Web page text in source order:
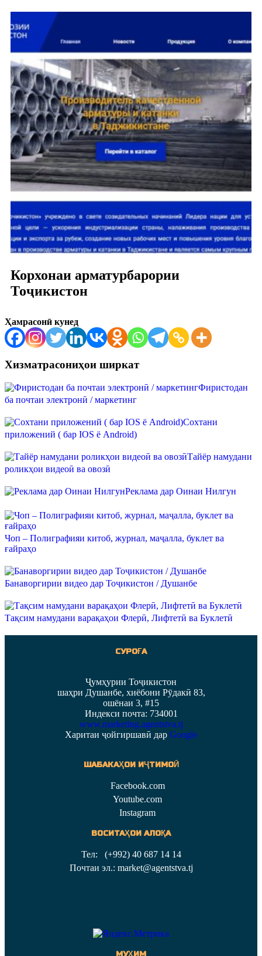
Корхонаи арматурбарории
Тоҷикистон
Ҳамрасонӣ кунед
Хизматрасониҳои ширкат
Фиристодан
ба почтаи электронӣ / маркетинг
Сохтани
приложений ( бар IOS ё Android)
Тайёр намудани
роликҳои видеоӣ ва овозӣ
Реклама дар Оинаи Нилгун
Чоп – Полиграфияи китоб, журнал, маҷалла, буклет ва
ғайраҳо
Банаворгирии видео дар Тоҷикистон / Душанбе
Тақсим намудани варақаҳои Флерӣ, Лифтетӣ ва Буклетӣ
СУРОҒА
Ҷумҳурии Тоҷикистон
шаҳри Душанбе, хиёбони Рӯдакӣ 83,
ошёнаи 3, #15
Индекси почта: 734001
www.marketing.agentstva.tj
Харитаи ҷойгиршавӣ дар Google
ШАБАКАҲОИ ИҶТИМОӢ
Facebook.com
Youtube.com
Instagram
ВОСИТАҲОИ АЛОҚА
Тел: (+992) 40 687 14 14
Почтаи эл.: market@agentstva.tj